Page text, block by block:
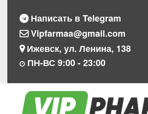
Написать в Telegram
Vipfarmaa@gmail.com
Ижевск, ул. Ленина, 138
ПН-ВС 9:00 - 23:00